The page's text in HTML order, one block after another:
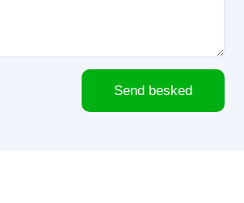
Send besked